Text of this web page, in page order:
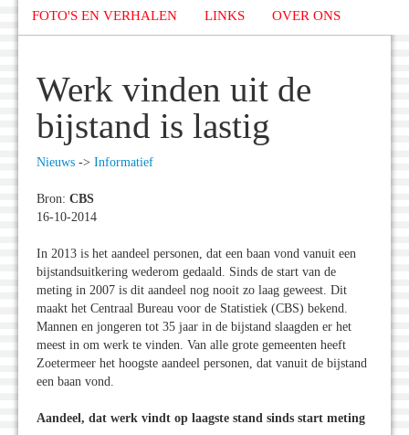
FOTO'S EN VERHALEN LINKS OVER ONS
Werk vinden uit de
bijstand is lastig
Nieuws -> Informatief
Bron: CBS
16-10-2014
In 2013 is het aandeel personen, dat een baan vond vanuit een
bijstandsuitkering wederom gedaald. Sinds de start van de
meting in 2007 is dit aandeel nog nooit zo laag geweest. Dit
maakt het Centraal Bureau voor de Statistiek (CBS) bekend.
Mannen en jongeren tot 35 jaar in de bijstand slaagden er het
meest in om werk te vinden. Van alle grote gemeenten heeft
Zoetermeer het hoogste aandeel personen, dat vanuit de bijstand
een baan vond.
Aandeel, dat werk vindt op laagste stand sinds start meting